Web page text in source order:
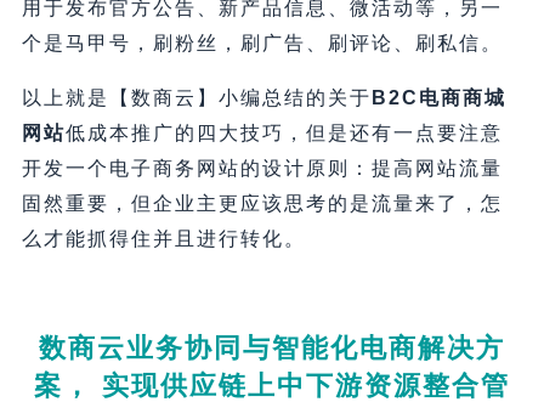
用于发布官方公告、新产品信息、微活动等，另一
个是马甲号，刷粉丝，刷广告、刷评论、刷私信。
以上就是【数商云】小编总结的关于 B2C电商商城
网站低成本推广的四大技巧，但是还有一点要注意
开发一个电子商务网站的设计原则：提高网站流量
固然重要，但企业主更应该思考的是流量来了，怎
么才能抓得住并且进行转化。
数商云业务协同与智能化电商解决方
案， 实现供应链上中下游资源整合管